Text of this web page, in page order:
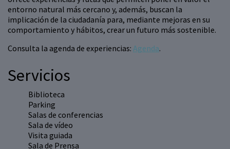
entorno natural más cercano y, además, buscan la
implicación de la ciudadanía para, mediante mejoras en su
comportamiento y hábitos, crear un futuro más sostenible.
Consulta la agenda de experiencias: Agenda.
Servicios
Biblioteca
Parking
Salas de conferencias
Sala de vídeo
Visita guiada
Sala de Prensa